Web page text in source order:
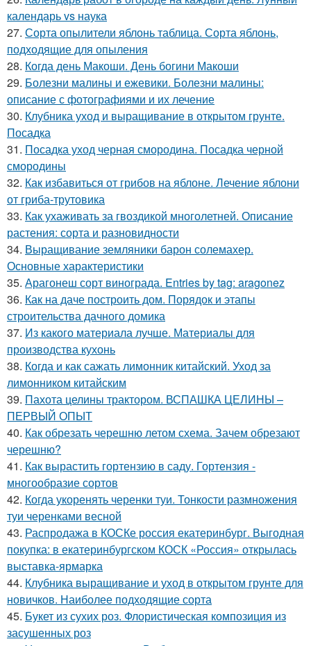
календарь vs наука
27. Сорта опылители яблонь таблица. Сорта яблонь,
подходящие для опыления
28. Когда день Макоши. День богини Макоши
29. Болезни малины и ежевики. Болезни малины:
описание с фотографиями и их лечение
30. Клубника уход и выращивание в открытом грунте.
Посадка
31. Посадка уход черная смородина. Посадка черной
смородины
32. Как избавиться от грибов на яблоне. Лечение яблони
от гриба-трутовика
33. Как ухаживать за гвоздикой многолетней. Описание
растения: сорта и разновидности
34. Выращивание земляники барон солемахер.
Основные характеристики
35. Арагонеш сорт винограда. Entries by tag: aragonez
36. Как на даче построить дом. Порядок и этапы
строительства дачного домика
37. Из какого материала лучше. Материалы для
производства кухонь
38. Когда и как сажать лимонник китайский. Уход за
лимонником китайским
39. Пахота целины трактором. ВСПАШКА ЦЕЛИНЫ –
ПЕРВЫЙ ОПЫТ
40. Как обрезать черешню летом схема. Зачем обрезают
черешню?
41. Как вырастить гортензию в саду. Гортензия -
многообразие сортов
42. Когда укоренять черенки туи. Тонкости размножения
туи черенками весной
43. Распродажа в КОСКе россия екатеринбург. Выгодная
покупка: в екатеринбургском КОСК «Россия» открылась
выставка-ярмарка
44. Клубника выращивание и уход в открытом грунте для
новичков. Наиболее подходящие сорта
45. Букет из сухих роз. Флористическая композиция из
засушенных роз